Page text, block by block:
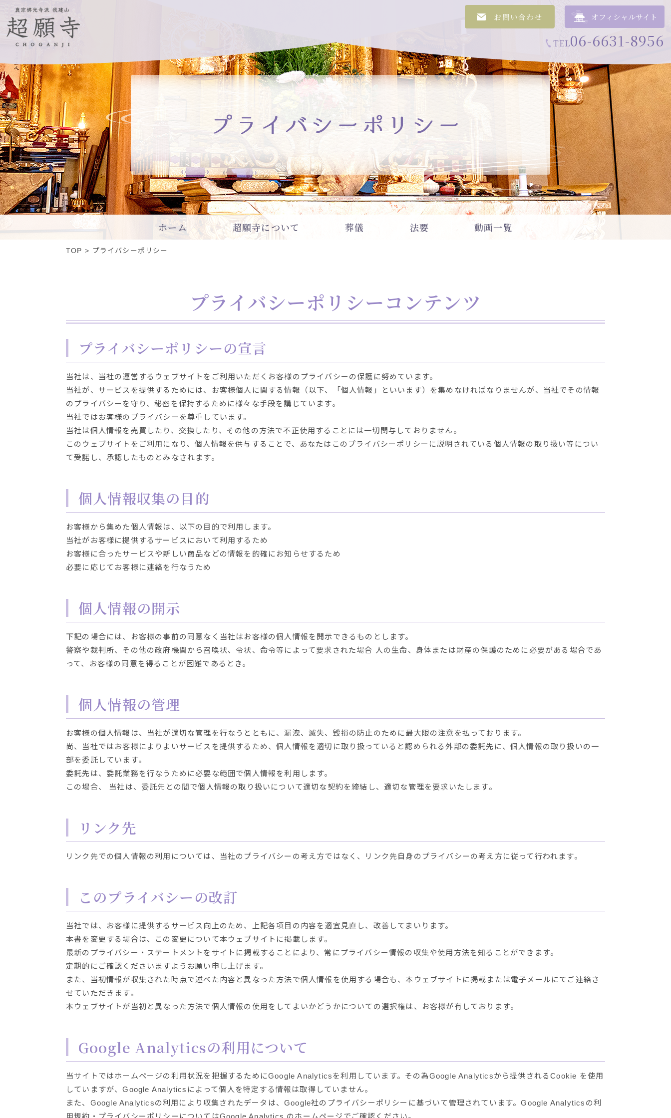
お問い合わせ オフィシャルサイト
TEL06-6631-8956
TOP プライバシーポリシー
ホーム 超願寺について 葬儀 法要 動画一覧
プライバシーポリシーコンテンツ
プライバシーポリシーの宣言
当社は、当社の運営するウェブサイトをご利用いただくお客様のプライバシーの保護に努めています。
当社が、サービスを提供するためには、お客様個人に関する情報（以下、「個人情報」といいます）を集めなければなりませんが、当社でその情報
のプライバシーを守り、秘密を保持するために様々な手段を講じています。
当社ではお客様のプライバシーを尊重しています。
当社は個人情報を売買したり、交換したり、その他の方法で不正使用することには一切関与しておりません。
このウェブサイトをご利用になり、個人情報を供与することで、あなたはこのプライバシーポリシーに説明されている個人情報の取り扱い等につい
て受諾し、承認したものとみなされます。
個人情報収集の目的
お客様から集めた個人情報は、以下の目的で利用します。
当社がお客様に提供するサービスにおいて利用するため
お客様に合ったサービスや新しい商品などの情報を的確にお知らせするため
必要に応じてお客様に連絡を行なうため
個人情報の開示
下記の場合には、お客様の事前の同意なく当社はお客様の個人情報を開示できるものとします。
警察や裁判所、その他の政府機関から召喚状、令状、命令等によって要求された場合 人の生命、身体または財産の保護のために必要がある場合であ
って、お客様の同意を得ることが困難であるとき。
個人情報の管理
お客様の個人情報は、当社が適切な管理を行なうとともに、漏洩、滅失、毀損の防止のために最大限の注意を払っております。
尚、当社ではお客様によりよいサービスを提供するため、個人情報を適切に取り扱っていると認められる外部の委託先に、個人情報の取り扱いの一
部を委託しています。
委託先は、委託業務を行なうために必要な範囲で個人情報を利用します。
この場合、 当社は、委託先との間で個人情報の取り扱いについて適切な契約を締結し、適切な管理を要求いたします。
リンク先
リンク先での個人情報の利用については、当社のプライバシーの考え方ではなく、リンク先自身のプライバシーの考え方に従って行われます。
このプライバシーの改訂
当社では、お客様に提供するサービス向上のため、上記各項目の内容を適宜見直し、改善してまいります。
本書を変更する場合は、この変更について本ウェブサイトに掲載します。
最新のプライバシー・ステートメントをサイトに掲載することにより、常にプライバシー情報の収集や使用方法を知ることができます。
定期的にご確認くださいますようお願い申し上げます。
また、当初情報が収集された時点で述べた内容と異なった方法で個人情報を使用する場合も、本ウェブサイトに掲載または電子メールにてご連絡さ
せていただきます。
本ウェブサイトが当初と異なった方法で個人情報の使用をしてよいかどうかについての選択権は、お客様が有しております。
Google Analyticsの利用について
当サイトではホームページの利用状況を把握するためにGoogle Analyticsを利用しています。その為Google Analyticsから提供されるCookie を使用
していますが、Google Analyticsによって個人を特定する情報は取得していません。
また、Google Analyticsの利用により収集されたデータは、Google社のプライバシーポリシーに基づいて管理されています。Google Analyticsの利
用規約・プライバシーポリシーについてはGoogle Analytics のホームページでご確認ください。